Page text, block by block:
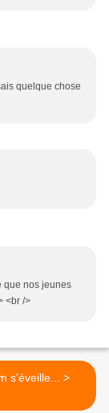
quelque chose
que nos jeunes
<br />
Un totem s'éveille... >